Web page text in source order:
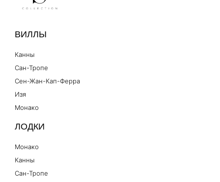
ВИЛЛЫ
Канны
Сан-Тропе
Сен-Жан-Кап-Ферра
Изя
Монако
ЛОДКИ
Монако
Канны
Сан-Тропе